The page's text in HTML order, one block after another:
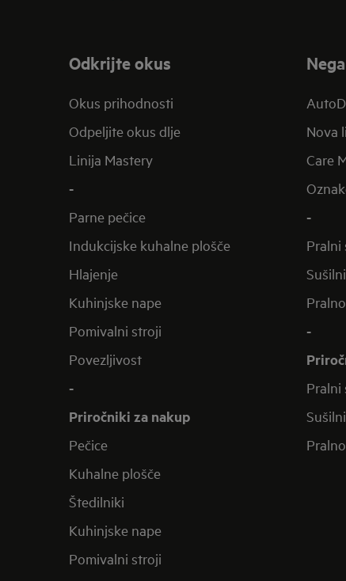
Odkrijte okus
Okus prihodnosti
Odpeljite okus dlje
Linija Mastery
-
Parne pečice
Indukcijske kuhalne plošče
Hlajenje
Kuhinjske nape
Pomivalni stroji
Povezljivost
-
Priročniki za nakup
Pečice
Kuhalne plošče
Štedilniki
Kuhinjske nape
Pomivalni stroji
Nova
Care
-
Pralni
-
Pralni